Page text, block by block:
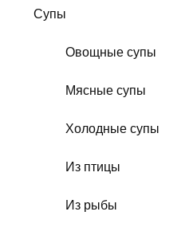
Супы
Овощные супы
Мясные супы
Холодные супы
Из птицы
Из рыбы